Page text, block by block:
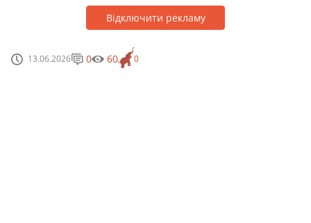
Відключити рекламу
13.06.2026 0
0 60